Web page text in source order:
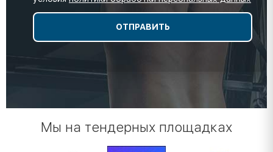
Мы на тендерных площадках